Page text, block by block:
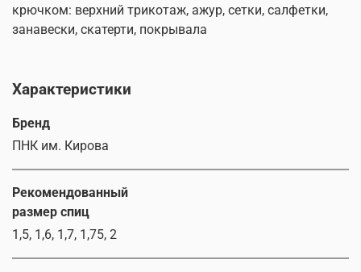
крючком: верхний трикотаж, ажур, сетки, салфетки,
занавески, скатерти, покрывала
Характеристики
Бренд
ПНК им. Кирова
Рекомендованный
размер спиц
1,5, 1,6, 1,7, 1,75, 2